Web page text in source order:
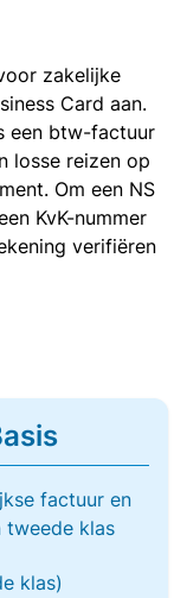
zakelijke
Card aan.
een btw-factuur
losse reizen op
Om een NS
KvK-nummer
verifiëren
factuur en
tweede klas
klas)